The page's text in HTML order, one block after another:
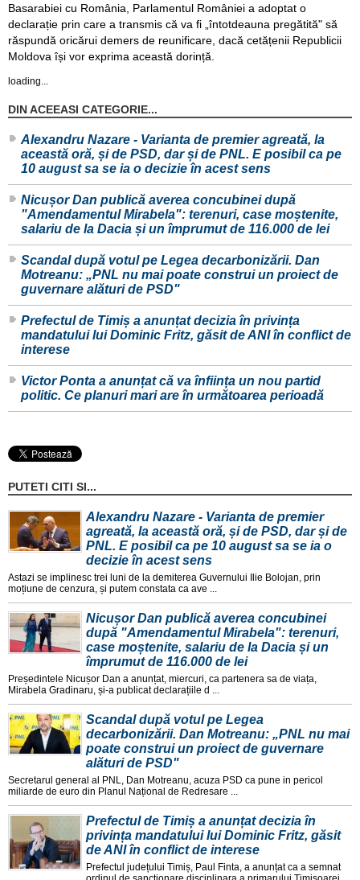
Basarabiei cu România, Parlamentul României a adoptat o
declarație prin care a transmis că va fi „întotdeauna pregătită" să
răspundă oricărui demers de reunificare, dacă cetățenii Republicii
Moldova își vor exprima această dorință.
loading...
DIN ACEEASI CATEGORIE...
Alexandru Nazare - Varianta de premier agreată, la
această oră, și de PSD, dar și de PNL. E posibil ca pe
10 august sa se ia o decizie în acest sens
Nicușor Dan publică averea concubinei după
"Amendamentul Mirabela": terenuri, case moștenite,
salariu de la Dacia și un împrumut de 116.000 de lei
Scandal după votul pe Legea decarbonizării. Dan
Motreanu: „PNL nu mai poate construi un proiect de
guvernare alături de PSD"
Prefectul de Timiș a anunțat decizia în privința
mandatului lui Dominic Fritz, găsit de ANI în conflict de
interese
Victor Ponta a anunțat că va înființa un nou partid
politic. Ce planuri mari are în următoarea perioadă
PUTETI CITI SI...
Alexandru Nazare - Varianta de premier
agreată, la această oră, și de PSD, dar și de
PNL. E posibil ca pe 10 august sa se ia o
decizie în acest sens
Astazi se implinesc trei luni de la demiterea Guvernului Ilie Bolojan, prin
moțiune de cenzura, și putem constata ca ave ...
Nicușor Dan publică averea concubinei
după "Amendamentul Mirabela": terenuri,
case moștenite, salariu de la Dacia și un
împrumut de 116.000 de lei
Președintele Nicușor Dan a anunțat, miercuri, ca partenera sa de viața,
Mirabela Gradinaru, și-a publicat declarațiile d ...
Scandal după votul pe Legea
decarbonizării. Dan Motreanu: „PNL nu mai
poate construi un proiect de guvernare
alături de PSD"
Secretarul general al PNL, Dan Motreanu, acuza PSD ca pune in pericol
miliarde de euro din Planul Național de Redresare ...
Prefectul de Timiș a anunțat decizia în
privința mandatului lui Dominic Fritz, găsit
de ANI în conflict de interese
Prefectul județului Timiș, Paul Finta, a anunțat ca a semnat